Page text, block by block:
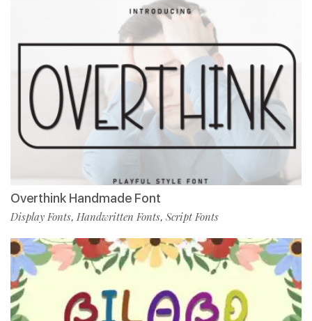
Overthink Handmade Font
Display Fonts, Handwritten Fonts, Script Fonts